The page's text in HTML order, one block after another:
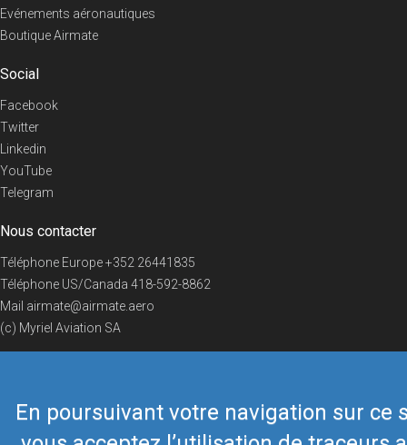
En poursuivant votre navigation sur ce
Evénements aéronautiques
Boutique Airmate
Social
Facebook
Twitter
Linkedin
YouTube
Telegram
Nous contacter
Téléphone Europe+352 26441835
Téléphone US/Canada 418-592-8862
Mail airmate@airmate.aero
(c) Myriel Aviation SA
© 2019 Airmate - Conditions d'utilisation -Vie privée Back to top